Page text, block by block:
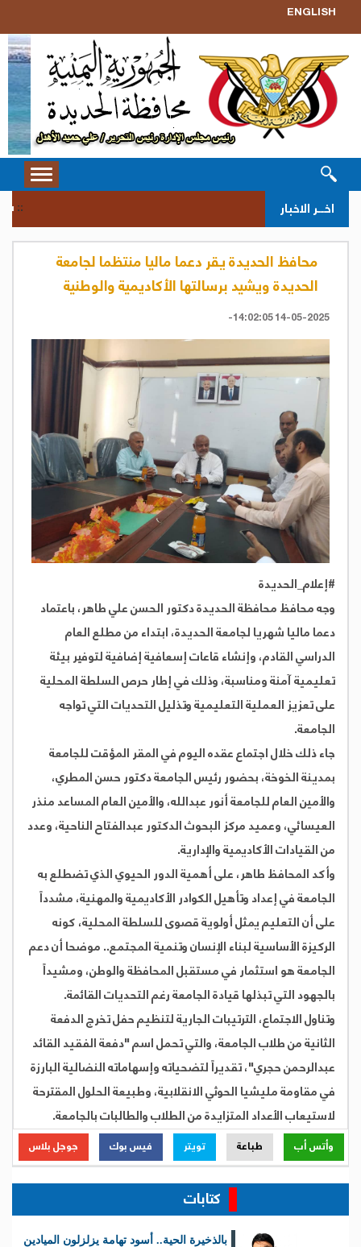
ENGLISH
Toggle
اخــر الاخبار سحب
محافظ الحديدة يقر دعما ماليا منتظما لجامعة
الحديدة ويشيد برسالتها الأكاديمية والوطنية
14-05-2025 14:02:05-
#إعلام_الحديدة
وجه محافظ محافظة الحديدة دكتور الحسن علي طاهر، باعتماد
دعما ماليا شهريا لجامعة الحديدة، ابتداء من مطلع العام
الدراسي القادم، وإنشاء قاعات إسعافية إضافية لتوفير بيئة
تعليمية آمنة ومناسبة، وذلك في إطار حرص السلطة المحلية
على تعزيز العملية التعليمية وتذليل التحديات التي تواجه
الجامعة.
جاء ذلك خلال اجتماع عقده اليوم في المقر المؤقت للجامعة
بمدينة الخوخة، بحضور رئيس الجامعة دكتور حسن المطري،
والأمين العام للجامعة أنور عبدالله، والأمين العام المساعد منذر
العيسائي، وعميد مركز البحوث الدكتور عبدالفتاح الناحية، وعدد
من القيادات الأكاديمية والإدارية.
وأكد المحافظ طاهر، على أهمية الدور الحيوي الذي تضطلع به
الجامعة في إعداد وتأهيل الكوادر الأكاديمية والمهنية، مشدداً
على أن التعليم يمثل أولوية قصوى للسلطة المحلية، كونه
الركيزة الأساسية لبناء الإنسان وتنمية المجتمع.. موضحا أن دعم
الجامعة هو استثمار في مستقبل المحافظة والوطن، ومشيداً
بالجهود التي تبذلها قيادة الجامعة رغم التحديات القائمة.
وتناول الاجتماع، الترتيبات الجارية لتنظيم حفل تخرج الدفعة
الثانية من طلاب الجامعة، والتي تحمل اسم "دفعة الفقيد القائد
عبدالرحمن حجري"، تقديراً لتضحياته وإسهاماته النضالية البارزة
في مقاومة مليشيا الحوثي الانقلابية، وطبيعة الحلول المقترحة
لاستيعاب الأعداد المتزايدة من الطلاب والطالبات بالجامعة.
وأتس أب طباعة تويتر فيس بوك جوجل بلاس
كتابات
بالذخيرة الحية.. أسود تهامة يزلزلون الميادين